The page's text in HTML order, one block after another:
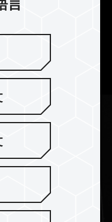
計，讓你輕鬆插
言